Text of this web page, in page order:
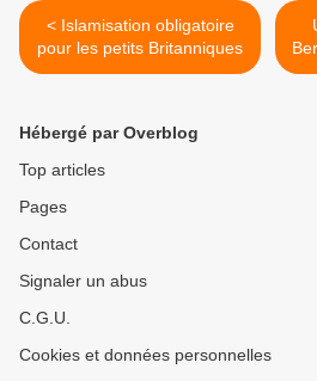
< Islamisation obligatoire
pour les petits Britanniques
Hébergé par Overblog
Top articles
Pages
Contact
Signaler un abus
C.G.U.
Cookies et données personnelles